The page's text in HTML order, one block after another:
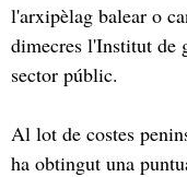
l'arxipèlag balear o
dimecres l'Institut de
sector públic.
Al lot de costes
ha obtingut una